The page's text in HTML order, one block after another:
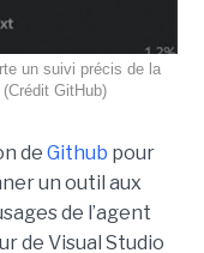
un suivi précis de la
GitHub)
de Github pour
un outil aux
de l’agent
de Visual Studio